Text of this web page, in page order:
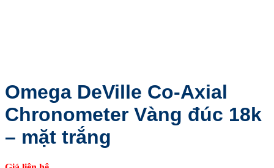
Omega DeVille Co-Axial
Chronometer Vàng đúc 18k
– mặt trắng